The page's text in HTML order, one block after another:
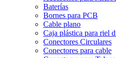
Baterías
Bornes para PCB
Cable plano
Caja plástica para riel
Conectores Circulares
Conectores para cable